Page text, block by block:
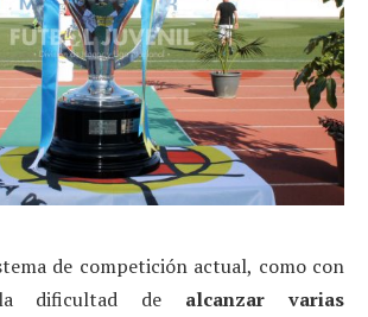
de competición actual, como con
dificultad de alcanzar varias